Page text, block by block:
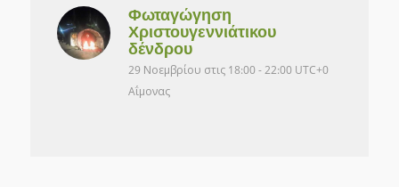
Φωταγώγηση
Χριστουγεννιάτικου
δένδρου
29 Νοεμβρίου στις 18:00-22:00 UTC+0
Αΐμονας